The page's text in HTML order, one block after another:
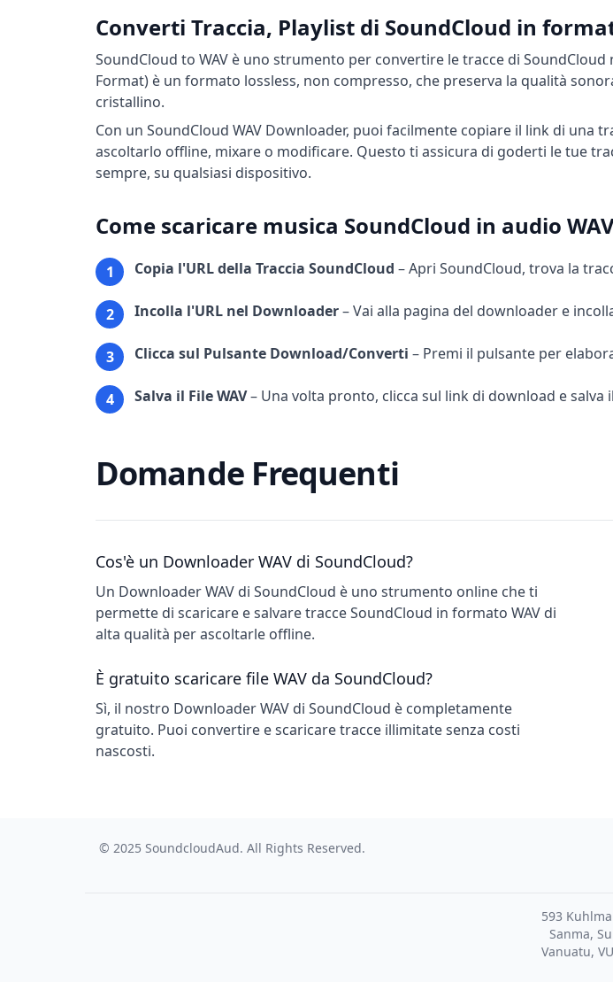
Converti Traccia, Playlist di SoundCloud in
SoundCloud to WAV è uno strumento per convertire le tracce di
Format) è un formato lossless, non compresso, che preserva la qualità
cristallino.
Con un SoundCloud WAV Downloader, puoi facilmente copiare il link di una
ascoltarlo offline, mixare o modificare. Questo ti assicura di goderti le tue
sempre, su qualsiasi dispositivo.
Come scaricare musica SoundCloud in audio
1 Copia l'URL della Traccia SoundCloud –Apri SoundCloud, trova la
2 Incolla l'URL nel Downloader–Vai alla pagina del downloader e
3 Clicca sul Pulsante Download/Converti – Premi il pulsante per
4 Salva il File WAV– Una volta pronto, clicca sul link di download e salva
Domande Frequenti
Cos'è un Downloader WAV di SoundCloud?
Un Downloader WAV di SoundCloud è uno strumento online che ti
permette di scaricare e salvare tracce SoundCloud in formato WAV di
alta qualità per ascoltarle offline.
È gratuito scaricare file WAV da SoundCloud?
Sì, il nostro Downloader WAV di SoundCloud è completamente
gratuito. Puoi convertire e scaricare tracce illimitate senza costi
nascosti.
© 2025 SoundcloudAud. All Rights Reserved.
593
Sanma,
Vanuatu,